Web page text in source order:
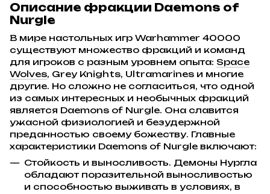
Описание фракции Daemons of
Nurgle
В мире настольных игр Warhammer 40000
существуют множество фракций и команд
для игроков с разным уровнем опыта: Space
Wolves, Grey Knights, Ultramarines и многие
другие. Но сложно не согласиться, что одной
из самых интересных и необычных фракций
является Daemons of Nurgle. Она славится
ужасной физиологией и безудержной
преданностью своему божеству. Главные
характеристики Daemons of Nurgle включают:
Стойкость и выносливость. Демоны Нургла
обладают поразительной выносливостью
и способностью выживать в условиях, в